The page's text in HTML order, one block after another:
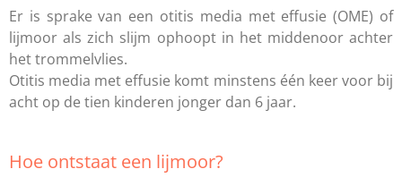
Er is sprake van een otitis media met effusie (OME) of
lijmoor als zich slijm ophoopt in het middenoor achter
het trommelvlies.
Otitis media met effusie komt minstens één keer voor bij
acht op de tien kinderen jonger dan 6 jaar.
Hoe ontstaat een lijmoor?